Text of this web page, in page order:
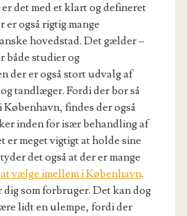
det med et klart og defineret
er også rigtig mange
hovedstad. Det gælder –
både studier og
der er også stort udvalg af
tandlæger. Fordi der bor så
København, findes der også
inden for især behandling af
er meget vigtigt at holde sine
det også at der er mange
vælge imellem i København.
som forbruger. Det kan dog
lidt en ulempe, fordi der